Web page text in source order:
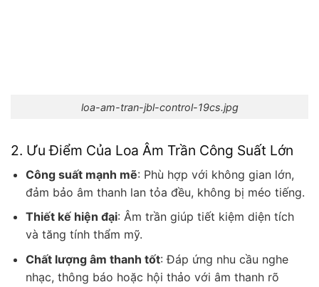
loa-am-tran-jbl-control-19cs.jpg
2. Ưu Điểm Của Loa Âm Trần Công Suất Lớn
Công suất mạnh mẽ: Phù hợp với không gian lớn,
đảm bảo âm thanh lan tỏa đều, không bị méo tiếng.
Thiết kế hiện đại: Âm trần giúp tiết kiệm diện tích
và tăng tính thẩm mỹ.
Chất lượng âm thanh tốt: Đáp ứng nhu cầu nghe
nhạc, thông báo hoặc hội thảo với âm thanh rõ